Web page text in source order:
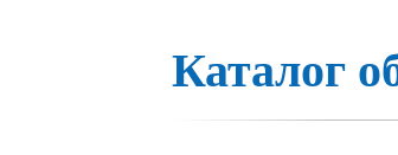
Ка­та­лог